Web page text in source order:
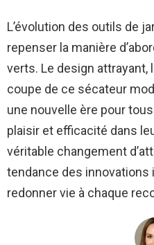
L’évolution des outils de
repenser la manière
verts. Le design attrayant,
coupe de ce sécateur
une nouvelle ère pour
plaisir et efficacité dans
véritable changement
tendance des innovations
redonner vie à chaque